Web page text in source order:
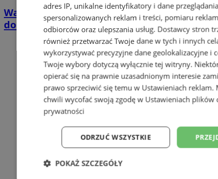
Wakacyjny wypoczynek nad Bałtykiem w
domkach Szmaragdowe Morze
adres IP, unikalne identyfikatory i dane
spersonalizowanych reklam i treści, pomiaru
odbiorców oraz ulepszania usług. Dostawcy stron
również przetwarzać Twoje dane w tych i innych
wykorzystywać precyzyjne dane geolokalizacyjne i
Twoje wybory dotyczą wyłącznie tej witryny.
opierać się na prawnie uzasadnionym interesie
prawo sprzeciwić się temu w Ustawieniach reklam.
chwili wycofać swoją zgodę w Ustawieniach plików
prywatności
ODRZUĆ WSZYSTKIE
POKAŻ SZCZEGÓŁY